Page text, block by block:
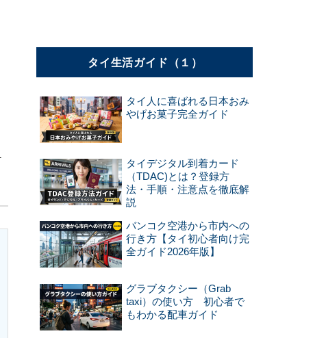
タイ生活ガイド（１）
タイ人に喜ばれる日本おみ
やげお菓子完全ガイド
タイデジタル到着カード
（TDAC)とは？登録方
法・手順・注意点を徹底解
説
バンコク空港から市内への
行き方【タイ初心者向け完
全ガイド2026年版】
グラブタクシー（Grab
taxi）の使い方 初心者で
もわかる配車ガイド